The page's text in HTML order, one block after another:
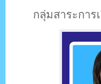
ระบบบริหารจัดการเว็บไซต์
กลุ่มสาระการ